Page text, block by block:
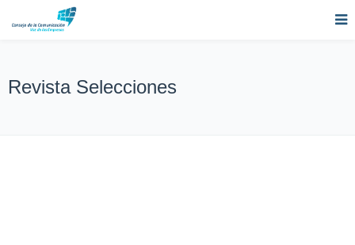
Revista Selecciones